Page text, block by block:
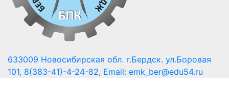
633009 Новосибирская обл. г.Бердск. ул.Боровая
101, 8(383-41)-4-24-82, Email: emk_ber@edu54.ru